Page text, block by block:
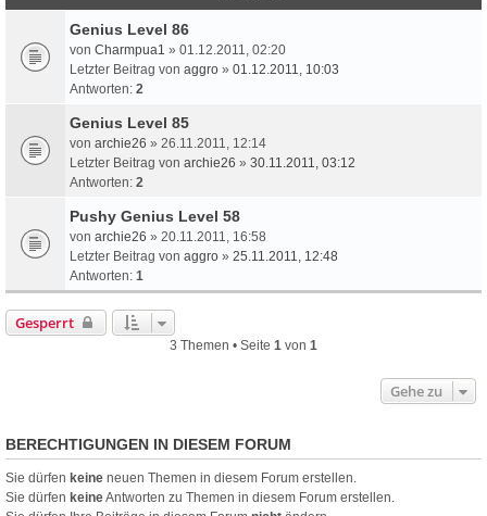
Genius Level 86
von Charmpua1 » 01.12.2011, 02:20
Letzter Beitrag von aggro » 01.12.2011, 10:03
Antworten: 2
Genius Level 85
von archie26 » 26.11.2011, 12:14
Letzter Beitrag von archie26 » 30.11.2011, 03:12
Antworten: 2
Pushy Genius Level 58
von archie26 » 20.11.2011, 16:58
Letzter Beitrag von aggro » 25.11.2011, 12:48
Antworten: 1
Gesperrt
3 Themen • Seite 1 von 1
Gehe zu
BERECHTIGUNGEN IN DIESEM FORUM
Sie dürfen keine neuen Themen in diesem Forum erstellen.
Sie dürfen keineAntworten zu Themen in diesem Forum erstellen.